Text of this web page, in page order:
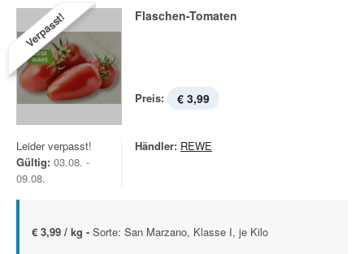
Verpasst! Flaschen-Tomaten
Preis: € 3,99
Leider verpasst!
Gültig: 03.08. -
09.08.
Händler: REWE
€ 3,99 / kg - Sorte: San Marzano, Klasse I, je Kilo